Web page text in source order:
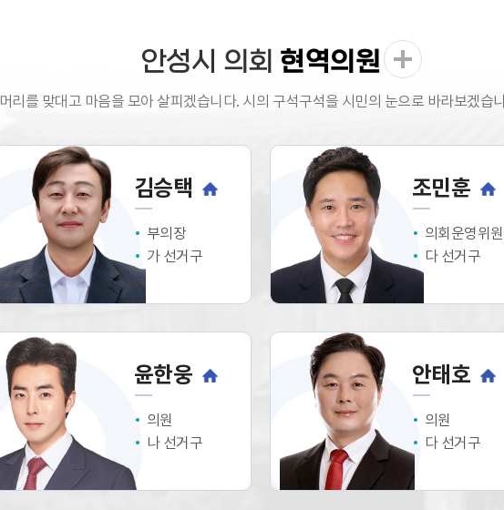
안성시 의회 현역의원
머리를 맞대고 마음을 모아 살피겠습니다. 시의 구석구석을 시민의 눈으로 바라보겠습
김승택
부의장
가 선거구
조민훈
의회운영위
다 선거구
윤한웅
의원
나 선거구
안태호
의원
다 선거구